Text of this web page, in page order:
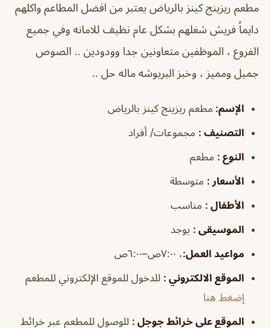
مطعم ريزينج كينز بالرياض يعتبر من افضل المطاعم واكلهم
دايماً فريش شغلهم بشكل عام نظيف للامانه وفي جميع
الفروع ، الموظفين متعاونين جدا وودودين .. الصوص
جميل ومميز ، وخبز البريوشه ماله حل ..
الإسم: مطعم ريزينج كينز بالرياض
التصنيف : مجموعات/ أفراد
النوع : مطعم
الأسعار : متوسطة
الأطفال : مناسب
الموسيقى : يوجد
مواعيد العمل:، ٧:٠٠ص–٦:٠٠ص
الموقع الالكتروني : للدخول للموقع الإلكتروني للمطعم
إضغط هنا
الموقع على خرائط جوجل : للوصول للمطعم عبر خرائط